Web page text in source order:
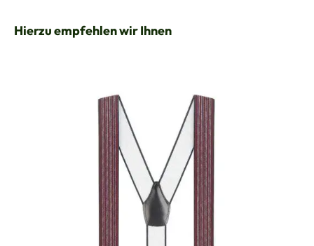
Produktgalerie überspringen
Hierzu empfehlen wir Ihnen